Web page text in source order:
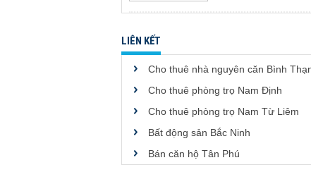
LIÊN KẾT
Cho thuê nhà nguyên căn Bình
Cho thuê phòng trọ Nam Định
Cho thuê phòng trọ Nam Từ Liêm
Bất động sản Bắc Ninh
Bán căn hộ Tân Phú